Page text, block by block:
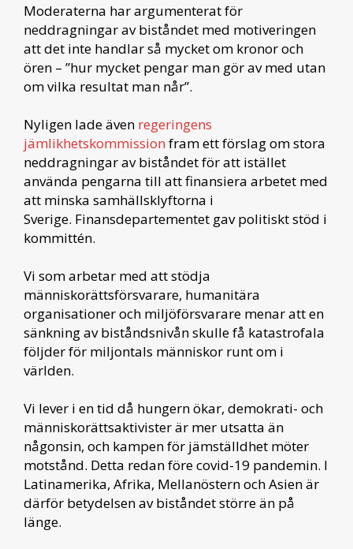
Moderaterna har argumenterat för
neddragningar av biståndet med motiveringen
att det inte handlar så mycket om kronor och
ören – ”hur mycket pengar man gör av med utan
om vilka resultat man når”.
Nyligen lade även regeringens
jämlikhetskommission fram ett förslag om stora
neddragningar av biståndet för att istället
använda pengarna till att finansiera arbetet med
att minska samhällsklyftorna i
Sverige. Finansdepartementet gav politiskt stöd i
kommittén.
Vi som arbetar med att stödja
människorättsförsvarare, humanitära
organisationer och miljöförsvarare menar att en
sänkning av biståndsnivån skulle få katastrofala
följder för miljontals människor runt om i
världen.
Vi lever i en tid då hungern ökar, demokrati- och
människorättsaktivister är mer utsatta än
någonsin, och kampen för jämställdhet möter
motstånd. Detta redan före covid-19 pandemin. I
Latinamerika, Afrika, Mellanöstern och Asien är
därför betydelsen av biståndet större än på
länge.